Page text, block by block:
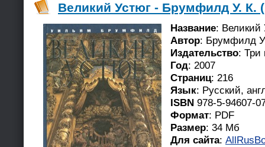
Великий Устюг - Брумфилд У. К.
Название: Великий
Автор: Брумфилд
Издательство: Три
Год: 2007
Страниц: 216
Язык: Русский,
ISBN 978-5-94607-
Формат: PDF
Размер: 34 Мб
Для сайта: